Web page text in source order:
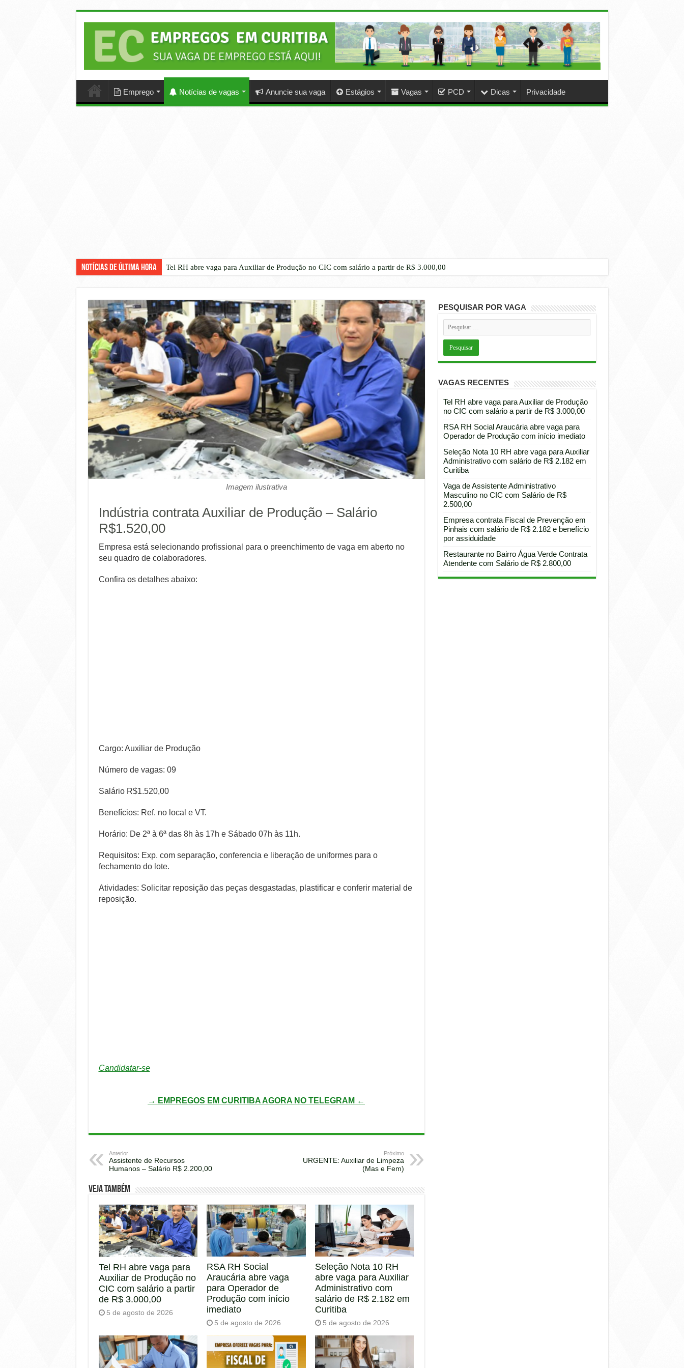
Emprego Notícias de vagas Anuncie sua vaga Estágios Vagas PCD Dicas Privacidade
Notícias de Última Hora Tel RH abre vaga para Auxiliar de Produção no CIC com salário a partir de R$ 3.000,00
Imagem ilustrativa
Indústria contrata Auxiliar de Produção – Salário
R$1.520,00
Empresa está selecionando profissional para o preenchimento de vaga em aberto no
seu quadro de colaboradores.
Confira os detalhes abaixo:
Cargo: Auxiliar de Produção
Número de vagas: 09
Salário R$1.520,00
Benefícios: Ref. no local e VT.
Horário: De 2ª à 6ª das 8h às 17h e Sábado 07h às 11h.
Requisitos: Exp. com separação, conferencia e liberação de uniformes para o
fechamento do lote.
Atividades: Solicitar reposição das peças desgastadas, plastificar e conferir material de
reposição.
Candidatar-se
→ EMPREGOS EM CURITIBA AGORA NO TELEGRAM ←
Anterior
Assistente de Recursos
Humanos – Salário R$ 2.200,00
Próximo
URGENTE: Auxiliar de Limpeza
(Mas e Fem)
Veja também
Tel RH abre vaga para
Auxiliar de Produção no
CIC com salário a partir
de R$ 3.000,00
5 de agosto de 2026
RSA RH Social
Araucária abre vaga
para Operador de
Produção com início
imediato
5 de agosto de 2026
Seleção Nota 10 RH
abre vaga para Auxiliar
Administrativo com
salário de R$ 2.182 em
Curitiba
5 de agosto de 2026
PESQUISAR POR VAGA
VAGAS RECENTES
Tel RH abre vaga para Auxiliar de Produção
no CIC com salário a partir de R$ 3.000,00
RSA RH Social Araucária abre vaga para
Operador de Produção com início imediato
Seleção Nota 10 RH abre vaga para Auxiliar
Administrativo com salário de R$ 2.182 em
Curitiba
Vaga de Assistente Administrativo
Masculino no CIC com Salário de R$
2.500,00
Empresa contrata Fiscal de Prevenção em
Pinhais com salário de R$ 2.182 e benefício
por assiduidade
Restaurante no Bairro Água Verde Contrata
Atendente com Salário de R$ 2.800,00